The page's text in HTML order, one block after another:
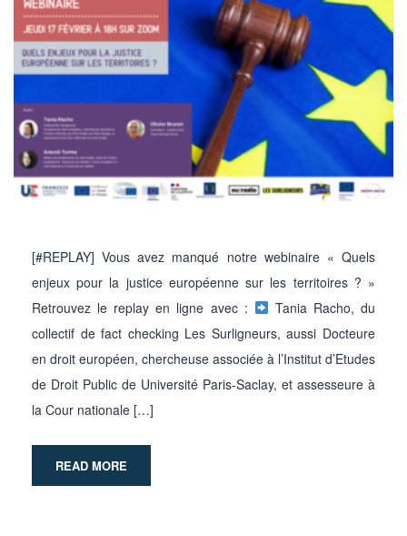
[#REPLAY] Vous avez manqué notre webinaire « Quels
enjeux pour la justice européenne sur les territoires ? »
Retrouvez le replay en ligne avec :
Tania Racho, du
collectif de fact checking Les Surligneurs, aussi Docteure
en droit européen, chercheuse associée à l’Institut d’Etudes
de Droit Public de Université Paris-Saclay, et assesseure à
la Cour nationale […]
READ MORE